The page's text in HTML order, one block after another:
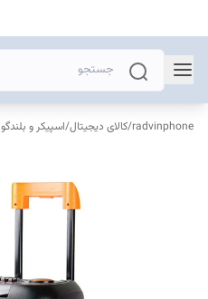
radvinphone
/کالای دیجیتال/اسپیکر و بلندگو